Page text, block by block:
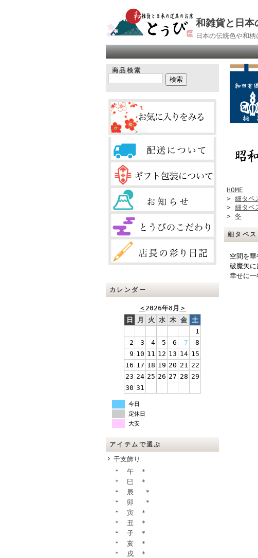
和雑貨と日
日本の伝統色や和
商品検索
カレンダー
＜2026年8月 ＞
日
月 火 水 木 金 土
1
2
3 4 5 6 7
8
9 10 11 12 13 14 15
16 17 18 19 20 21 22
23 24 25 26 27 28 29
30 31
今日
定休日
大安
アイテムで選ぶ
干支飾り
＊ 午 ＊
＊ 巳 ＊
＊ 辰 ＊
＊ 卯 ＊
＊ 寅 ＊
＊ 丑 ＊
＊ 子 ＊
＊ 亥 ＊
＊ 戌 ＊
HOME
> 細タペ
> 細タペ
> 冬
細タペ
空間を
破魔矢に
幸せに一